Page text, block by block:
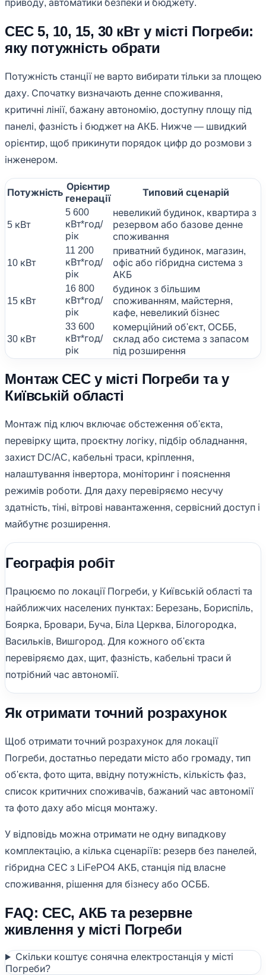
приводу, автоматики безпеки й бюджету.
СЕС 5, 10, 15, 30 кВт у місті Погреби:
яку потужність обрати
Потужність станції не варто вибирати тільки за площею
даху. Спочатку визначають денне споживання,
критичні лінії, бажану автономію, доступну площу під
панелі, фазність і бюджет на АКБ. Нижче — швидкий
орієнтир, щоб прикинути порядок цифр до розмови з
інженером.
Потужність
Орієнтир
генерації
Типовий сценарій
5 кВт
5 600
кВт*год/
рік
невеликий будинок, квартира з
резервом або базове денне
споживання
10 кВт
11 200
кВт*год/
рік
приватний будинок, магазин,
офіс або гібридна система з
АКБ
15 кВт
16 800
кВт*год/
рік
будинок з більшим
споживанням, майстерня,
кафе, невеликий бізнес
30 кВт
33 600
кВт*год/
рік
комерційний об'єкт, ОСББ,
склад або система з запасом
під розширення
Монтаж СЕС у місті Погреби та у
Київській області
Монтаж під ключ включає обстеження об'єкта,
перевірку щита, проєктну логіку, підбір обладнання,
захист DC/AC, кабельні траси, кріплення,
налаштування інвертора, моніторинг і пояснення
режимів роботи. Для даху перевіряємо несучу
здатність, тіні, вітрові навантаження, сервісний доступ і
майбутнє розширення.
Географія робіт
Працюємо по локації Погреби, у Київській області та
найближчих населених пунктах: Березань, Бориспіль,
Боярка, Бровари, Буча, Біла Церква, Білогородка,
Васильків, Вишгород. Для кожного об'єкта
перевіряємо дах, щит, фазність, кабельні траси й
потрібний час автономії.
Як отримати точний розрахунок
Щоб отримати точний розрахунок для локації
Погреби, достатньо передати місто або громаду, тип
об'єкта, фото щита, ввідну потужність, кількість фаз,
список критичних споживачів, бажаний час автономії
та фото даху або місця монтажу.
У відповідь можна отримати не одну випадкову
комплектацію, а кілька сценаріїв: резерв без панелей,
гібридна СЕС з LiFePO4 АКБ, станція під власне
споживання, рішення для бізнесу або ОСББ.
FAQ: СЕС, АКБ та резервне
живлення у місті Погреби
Скільки коштує сонячна електростанція у місті
Погреби?